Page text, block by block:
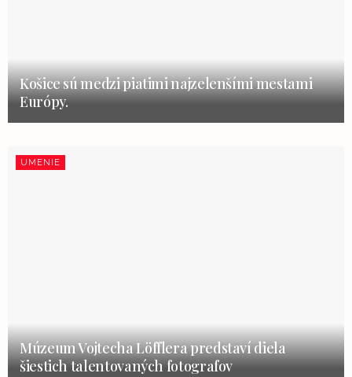
Košice sú medzi piatimi najzelenšími mestami
Európy.
UMENIE
Múzeum Vojtecha Löfflera predstaví diela
šiestich talentovaných fotografov